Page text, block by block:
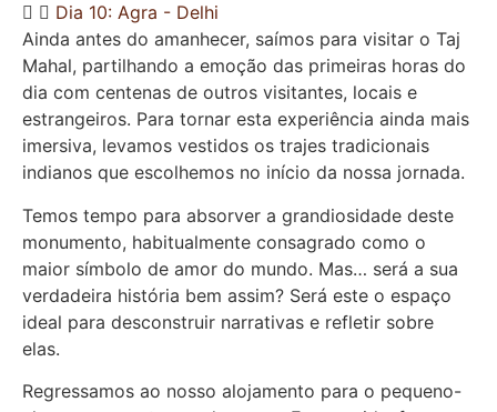
Dia 10: Agra - Delhi
Ainda antes do amanhecer, saímos para visitar o Taj
Mahal, partilhando a emoção das primeiras horas do
dia com centenas de outros visitantes, locais e
estrangeiros. Para tornar esta experiência ainda mais
imersiva, levamos vestidos os trajes tradicionais
indianos que escolhemos no início da nossa jornada.
Temos tempo para absorver a grandiosidade deste
monumento, habitualmente consagrado como o
maior símbolo de amor do mundo. Mas… será a sua
verdadeira história bem assim? Será este o espaço
ideal para desconstruir narrativas e refletir sobre
elas.
Regressamos ao nosso alojamento para o pequeno-